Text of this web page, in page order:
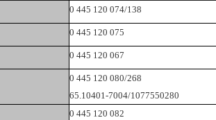
0 445 120 074/138
0 445 120 075
0 445 120 067
0 445 120 080/268
65.10401-7004/1077550280
0 445 120 082